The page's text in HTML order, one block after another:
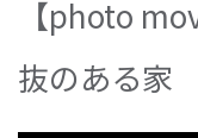
【photo
抜のある家